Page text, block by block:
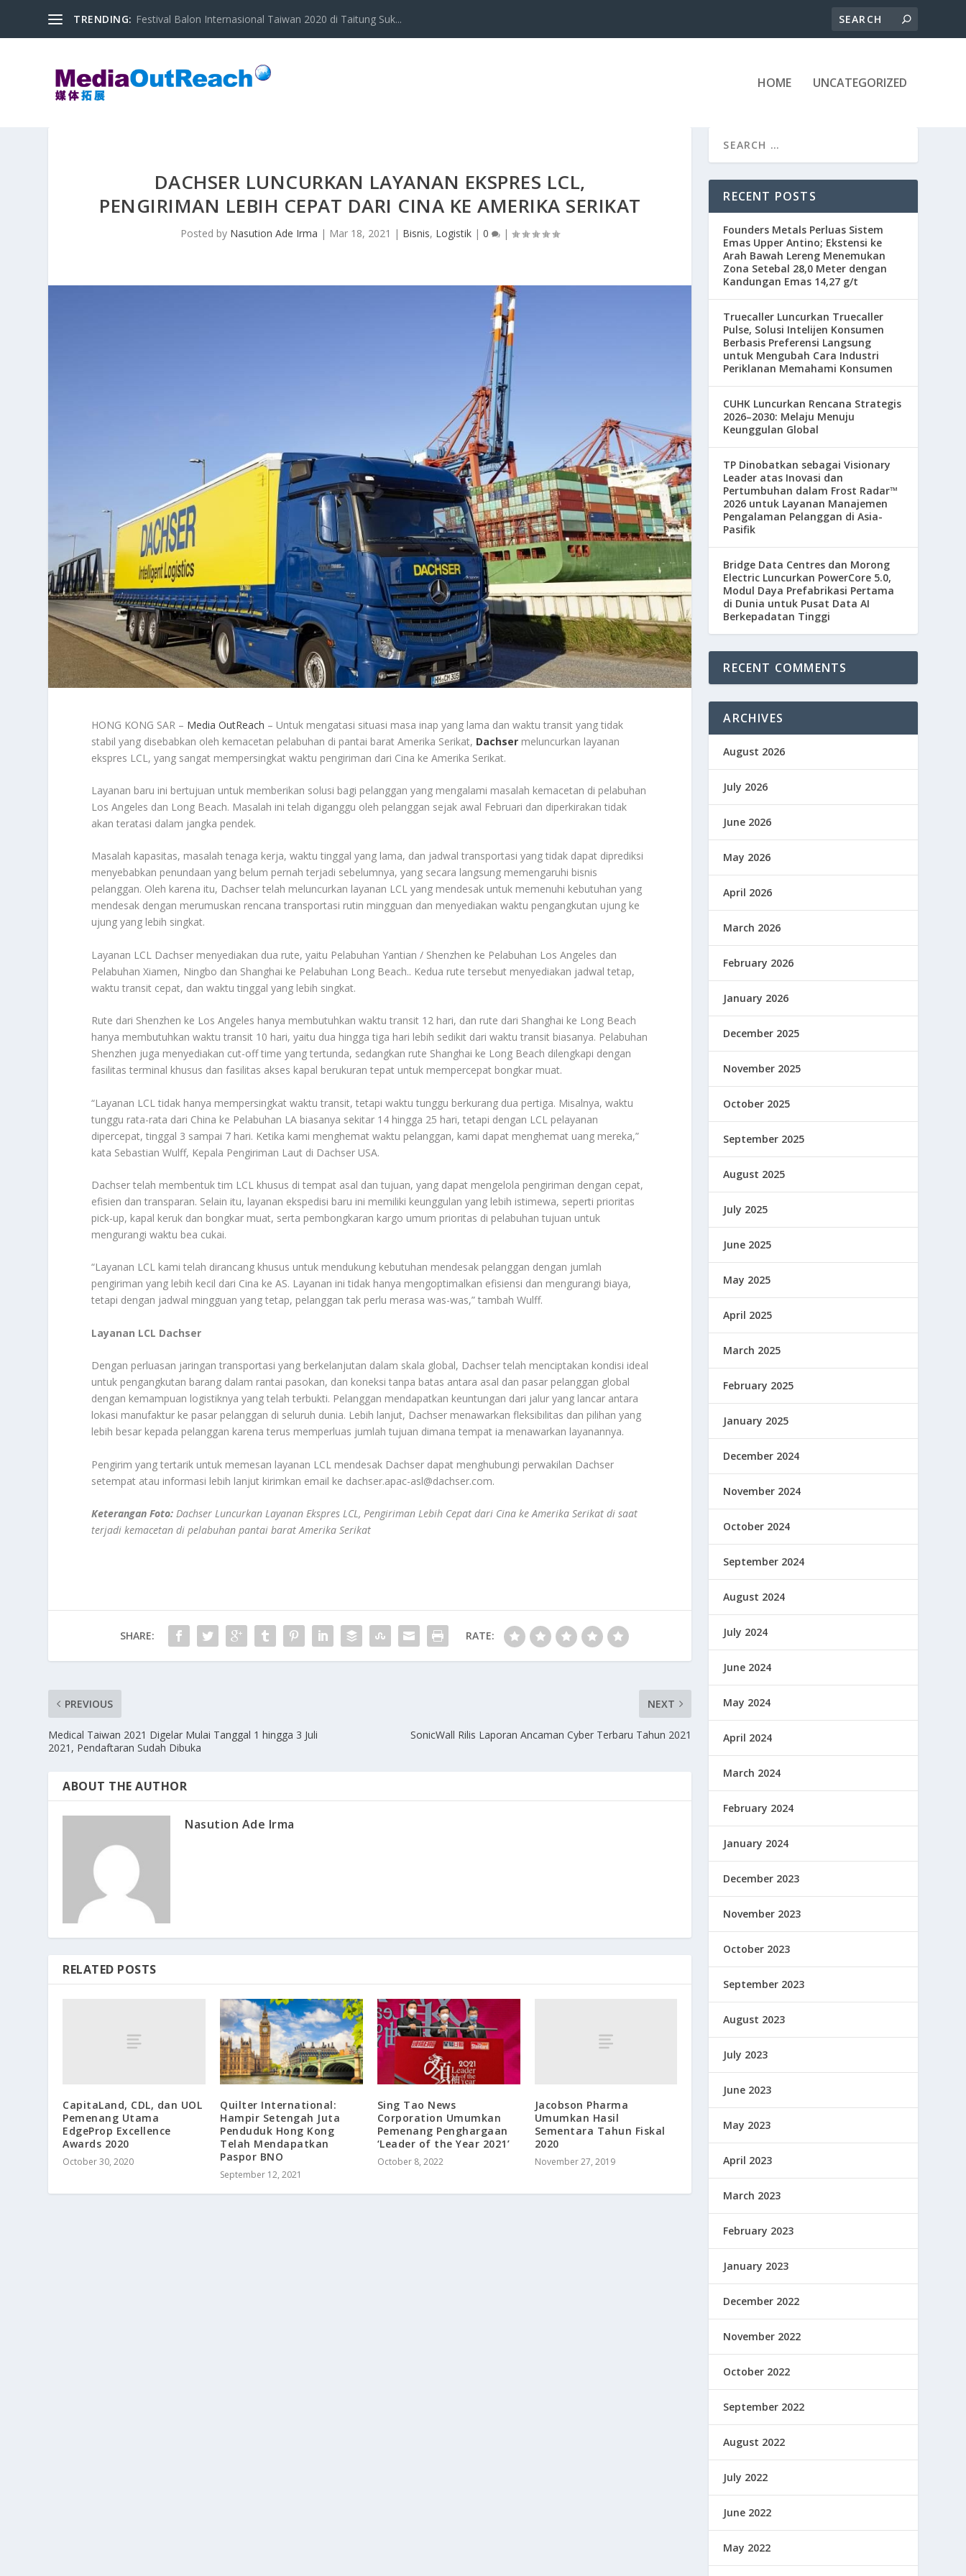
TRENDING: Festival Balon Internasional Taiwan 2020 di Taitung Suk...
HOME UNCATEGORIZED
DACHSER LUNCURKAN LAYANAN EKSPRES LCL,
PENGIRIMAN LEBIH CEPAT DARI CINA KE AMERIKA SERIKAT
Posted by Nasution Ade Irma | Mar 18, 2021 | Bisnis, Logistik |0 |
HONG KONG SAR – Media OutReach – Untuk mengatasi situasi masa inap yang lama dan waktu transit yang tidak
stabil yang disebabkan oleh kemacetan pelabuhan di pantai barat Amerika Serikat, Dachser meluncurkan layanan
ekspres LCL, yang sangat mempersingkat waktu pengiriman dari Cina ke Amerika Serikat.
Layanan baru ini bertujuan untuk memberikan solusi bagi pelanggan yang mengalami masalah kemacetan di pelabuhan
Los Angeles dan Long Beach. Masalah ini telah diganggu oleh pelanggan sejak awal Februari dan diperkirakan tidak
akan teratasi dalam jangka pendek.
Masalah kapasitas, masalah tenaga kerja, waktu tinggal yang lama, dan jadwal transportasi yang tidak dapat diprediksi
menyebabkan penundaan yang belum pernah terjadi sebelumnya, yang secara langsung memengaruhi bisnis
pelanggan. Oleh karena itu, Dachser telah meluncurkan layanan LCL yang mendesak untuk memenuhi kebutuhan yang
mendesak dengan merumuskan rencana transportasi rutin mingguan dan menyediakan waktu pengangkutan ujung ke
ujung yang lebih singkat.
Layanan LCL Dachser menyediakan dua rute, yaitu Pelabuhan Yantian / Shenzhen ke Pelabuhan Los Angeles dan
Pelabuhan Xiamen, Ningbo dan Shanghai ke Pelabuhan Long Beach.. Kedua rute tersebut menyediakan jadwal tetap,
waktu transit cepat, dan waktu tinggal yang lebih singkat.
Rute dari Shenzhen ke Los Angeles hanya membutuhkan waktu transit 12 hari, dan rute dari Shanghai ke Long Beach
hanya membutuhkan waktu transit 10 hari, yaitu dua hingga tiga hari lebih sedikit dari waktu transit biasanya. Pelabuhan
Shenzhen juga menyediakan cut-off time yang tertunda, sedangkan rute Shanghai ke Long Beach dilengkapi dengan
fasilitas terminal khusus dan fasilitas akses kapal berukuran tepat untuk mempercepat bongkar muat.
“Layanan LCL tidak hanya mempersingkat waktu transit, tetapi waktu tunggu berkurang dua pertiga. Misalnya, waktu
tunggu rata-rata dari China ke Pelabuhan LA biasanya sekitar 14 hingga 25 hari, tetapi dengan LCL pelayanan
dipercepat, tinggal 3 sampai 7 hari. Ketika kami menghemat waktu pelanggan, kami dapat menghemat uang mereka,”
kata Sebastian Wulff, Kepala Pengiriman Laut di Dachser USA.
Dachser telah membentuk tim LCL khusus di tempat asal dan tujuan, yang dapat mengelola pengiriman dengan cepat,
efisien dan transparan. Selain itu, layanan ekspedisi baru ini memiliki keunggulan yang lebih istimewa, seperti prioritas
pick-up, kapal keruk dan bongkar muat, serta pembongkaran kargo umum prioritas di pelabuhan tujuan untuk
mengurangi waktu bea cukai.
“Layanan LCL kami telah dirancang khusus untuk mendukung kebutuhan mendesak pelanggan dengan jumlah
pengiriman yang lebih kecil dari Cina ke AS. Layanan ini tidak hanya mengoptimalkan efisiensi dan mengurangi biaya,
tetapi dengan jadwal mingguan yang tetap, pelanggan tak perlu merasa was-was,” tambah Wulff.
Layanan LCL Dachser
Dengan perluasan jaringan transportasi yang berkelanjutan dalam skala global, Dachser telah menciptakan kondisi ideal
untuk pengangkutan barang dalam rantai pasokan, dan koneksi tanpa batas antara asal dan pasar pelanggan global
dengan kemampuan logistiknya yang telah terbukti. Pelanggan mendapatkan keuntungan dari jalur yang lancar antara
lokasi manufaktur ke pasar pelanggan di seluruh dunia. Lebih lanjut, Dachser menawarkan fleksibilitas dan pilihan yang
lebih besar kepada pelanggan karena terus memperluas jumlah tujuan dimana tempat ia menawarkan layanannya.
Pengirim yang tertarik untuk memesan layanan LCL mendesak Dachser dapat menghubungi perwakilan Dachser
setempat atau informasi lebih lanjut kirimkan email ke dachser.apac-asl@dachser.com.
Keterangan Foto:Dachser Luncurkan Layanan Ekspres LCL, Pengiriman Lebih Cepat dari Cina ke Amerika Serikat di saat
terjadi kemacetan di pelabuhan pantai barat Amerika Serikat
SHARE: RATE:
PREVIOUS
Medical Taiwan 2021 Digelar Mulai Tanggal 1 hingga 3 Juli
2021, Pendaftaran Sudah Dibuka
NEXT
SonicWall Rilis Laporan Ancaman Cyber Terbaru Tahun 2021
ABOUT THE AUTHOR
Nasution Ade Irma
RELATED POSTS
CapitaLand, CDL, dan UOL
Pemenang Utama
EdgeProp Excellence
Awards 2020
October 30, 2020
Quilter International:
Hampir Setengah Juta
Penduduk Hong Kong
Telah Mendapatkan
Paspor BNO
September 12, 2021
Sing Tao News
Corporation Umumkan
Pemenang Penghargaan
‘Leader of the Year 2021’
October 8, 2022
Jacobson Pharma
Umumkan Hasil
Sementara Tahun Fiskal
2020
November 27, 2019
RECENT POSTS
Founders Metals Perluas Sistem
Emas Upper Antino; Ekstensi ke
Arah Bawah Lereng Menemukan
Zona Setebal 28,0 Meter dengan
Kandungan Emas 14,27 g/t
Truecaller Luncurkan Truecaller
Pulse, Solusi Intelijen Konsumen
Berbasis Preferensi Langsung
untuk Mengubah Cara Industri
Periklanan Memahami Konsumen
CUHK Luncurkan Rencana Strategis
2026–2030: Melaju Menuju
Keunggulan Global
TP Dinobatkan sebagai Visionary
Leader atas Inovasi dan
Pertumbuhan dalam Frost Radar™
2026 untuk Layanan Manajemen
Pengalaman Pelanggan di Asia-
Pasifik
Bridge Data Centres dan Morong
Electric Luncurkan PowerCore 5.0,
Modul Daya Prefabrikasi Pertama
di Dunia untuk Pusat Data AI
Berkepadatan Tinggi
RECENT COMMENTS
ARCHIVES
August 2026
July 2026
June 2026
May 2026
April 2026
March 2026
February 2026
January 2026
December 2025
November 2025
October 2025
September 2025
August 2025
July 2025
June 2025
May 2025
April 2025
March 2025
February 2025
January 2025
December 2024
November 2024
October 2024
September 2024
August 2024
July 2024
June 2024
May 2024
April 2024
March 2024
February 2024
January 2024
December 2023
November 2023
October 2023
September 2023
August 2023
July 2023
June 2023
May 2023
April 2023
March 2023
February 2023
January 2023
December 2022
November 2022
October 2022
September 2022
August 2022
July 2022
June 2022
May 2022